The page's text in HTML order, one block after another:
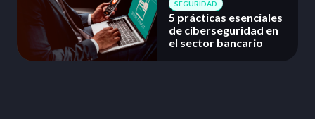
SEGURIDAD
5 prácticas esenciales
de ciberseguridad en
el sector bancario